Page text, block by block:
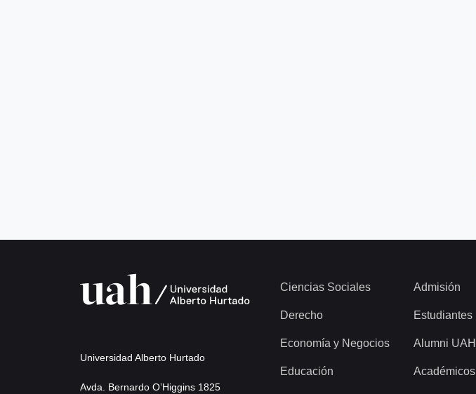
Universidad Alberto Hurtado
Avda. Bernardo O’Higgins 1825
Ciencias Sociales
Derecho
Economía y Negocios
Educación
Admisión
Estudiantes
Alumni UAH
Académicos